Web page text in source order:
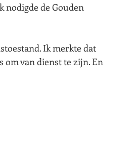
nodigde de Gouden
Ik merkte dat
om van dienst te zijn. En